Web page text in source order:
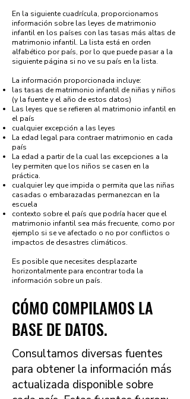
En la siguiente cuadrícula, proporcionamos
información sobre las leyes de matrimonio
infantil en los países con las tasas más altas de
matrimonio infantil. La lista está en orden
alfabético por país, por lo que puede pasar a la
siguiente página si no ve su país en la lista.
La información proporcionada incluye:
las tasas de matrimonio infantil de niñas y niños
(y la fuente y el año de estos datos)
Las leyes que se refieren al matrimonio infantil en
el país
cualquier excepción a las leyes
La edad legal para contraer matrimonio en cada
país
La edad a partir de la cual las excepciones a la
ley permiten que los niños se casen en la
práctica.
cualquier ley que impida o permita que las niñas
casadas o embarazadas permanezcan en la
escuela
contexto sobre el país que podría hacer que el
matrimonio infantil sea más frecuente, como por
ejemplo si se ve afectado o no por conflictos o
impactos de desastres climáticos.
Es posible que necesites desplazarte
horizontalmente para encontrar toda la
información sobre un país.
CÓMO COMPILAMOS LA
BASE DE DATOS.
Consultamos diversas fuentes
para obtener la información más
actualizada disponible sobre